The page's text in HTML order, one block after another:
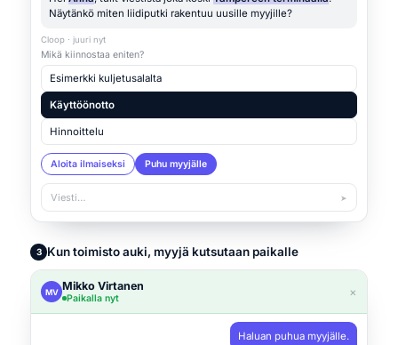
Näytänkö miten liidiputki rakentuu uusille myyjille?
Cloop · juuri nyt
Mikä kiinnostaa eniten?
Esimerkki kuljetusalalta
Käyttöönotto
Hinnoittelu
Aloita ilmaiseksi Puhu myyjälle
Viesti… ➤
3 Kun toimisto auki, myyjä kutsutaan paikalle
MV Mikko Virtanen
Paikalla nyt ×
Haluan puhua myyjälle.